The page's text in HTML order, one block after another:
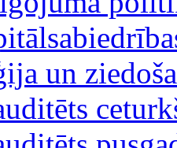
un